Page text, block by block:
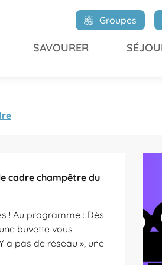
Groupes
SAVOURER
cadre champêtre du
! Au programme : Dès
buvette vous
a pas de réseau », une